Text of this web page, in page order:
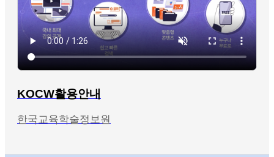
KOCW활용안내
한국교육학술정보원